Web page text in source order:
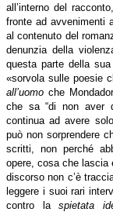
all’interno del
fronte ad avvenimenti
al contenuto del
denunzia della
questa parte della
«sorvola sulle poesie
all’uomo che
che sa “di non aver
continua ad avere
può non sorprendere
scritti, non perché
opere, cosa che lascia
discorso non c’è
leggere i suoi rari
contro laspietata